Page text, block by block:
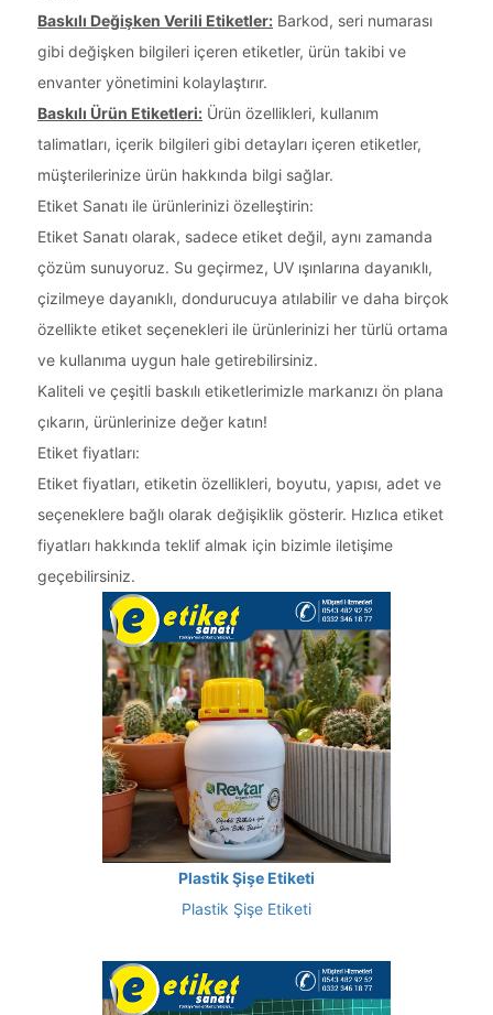
Baskılı Değişken Verili Etiketler: Barkod, seri numarası
gibi değişken bilgileri içeren etiketler, ürün takibi ve
envanter yönetimini kolaylaştırır.
Baskılı Ürün Etiketleri: Ürün özellikleri, kullanım
talimatları, içerik bilgileri gibi detayları içeren etiketler,
müşterilerinize ürün hakkında bilgi sağlar.
Etiket Sanatı ile ürünlerinizi özelleştirin:
Etiket Sanatı olarak, sadece etiket değil, aynı zamanda
çözüm sunuyoruz. Su geçirmez, UV ışınlarına dayanıklı,
çizilmeye dayanıklı, dondurucuya atılabilir ve daha birçok
özellikte etiket seçenekleri ile ürünlerinizi her türlü ortama
ve kullanıma uygun hale getirebilirsiniz.
Kaliteli ve çeşitli baskılı etiketlerimizle markanızı ön plana
çıkarın, ürünlerinize değer katın!
Etiket fiyatları:
Etiket fiyatları, etiketin özellikleri, boyutu, yapısı, adet ve
seçeneklere bağlı olarak değişiklik gösterir. Hızlıca etiket
fiyatları hakkında teklif almak için bizimle iletişime
geçebilirsiniz.
Plastik Şişe Etiketi
Plastik Şişe Etiketi